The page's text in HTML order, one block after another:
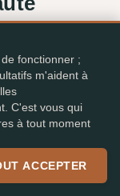
mois.
barres foncées
fonctionner ;
m'aident à
C'est vous qui
à tout moment
ACCEPTER